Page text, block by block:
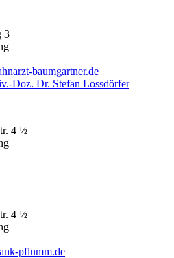
3
baumgartner.de
Doz. Dr. Stefan Lossdörfer
4 ½
4 ½
pflumm.de